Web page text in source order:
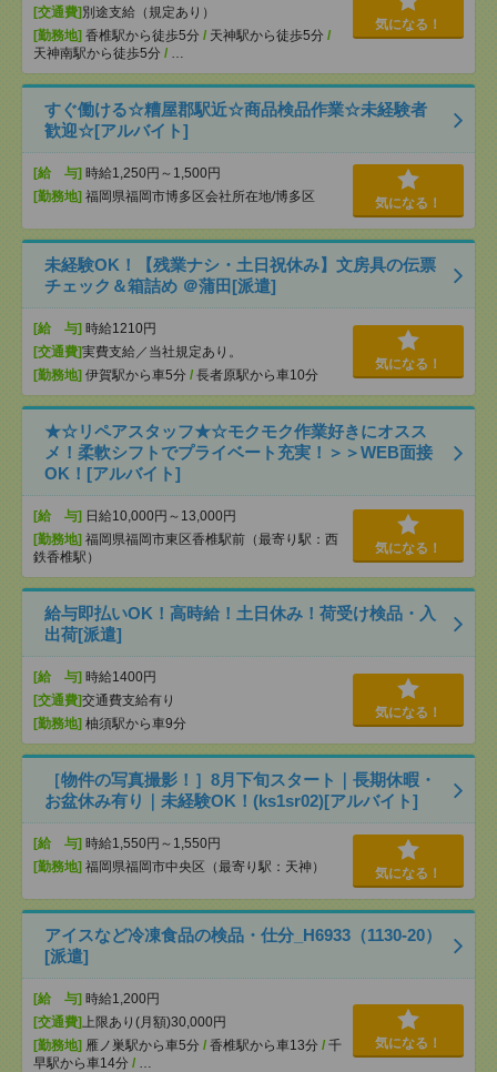
[交通費] 別途支給（規定あり）
[勤務地] 香椎駅から徒歩5分 / 天神駅から徒歩5分 /
天神南駅から徒歩5分 / …
気になる！
すぐ働ける☆糟屋郡駅近☆商品検品作業☆未経験者
歓迎☆[アルバイト]
[給 与] 時給1,250円～1,500円
[勤務地] 福岡県福岡市博多区会社所在地/博多区 気になる！
未経験OK！【残業ナシ・土日祝休み】文房具の伝票
チェック＆箱詰め ＠蒲田[派遣]
[給 与] 時給1210円
[交通費]実費支給／当社規定あり。
[勤務地] 伊賀駅から車5分 / 長者原駅から車10分
気になる！
★☆リペアスタッフ★☆モクモク作業好きにオスス
メ！柔軟シフトでプライベート充実！＞＞WEB面接
OK！[アルバイト]
[給 与] 日給10,000円～13,000円
[勤務地] 福岡県福岡市東区香椎駅前（最寄り駅：西
鉄香椎駅）
気になる！
給与即払いOK！高時給！土日休み！荷受け検品・入
出荷[派遣]
[給 与] 時給1400円
[交通費]交通費支給有り
[勤務地] 柚須駅から車9分
気になる！
［物件の写真撮影！］8月下旬スタート｜長期休暇・
お盆休み有り｜未経験OK！(ks1sr02)[アルバイト]
[給 与] 時給1,550円～1,550円
[勤務地] 福岡県福岡市中央区（最寄り駅：天神） 気になる！
アイスなど冷凍食品の検品・仕分_H6933（1130-20）
[派遣]
[給 与] 時給1,200円
[交通費] 上限あり(月額)30,000円
[勤務地] 雁ノ巣駅から車5分 / 香椎駅から車13分 / 千
早駅から車14分 / …
気になる！